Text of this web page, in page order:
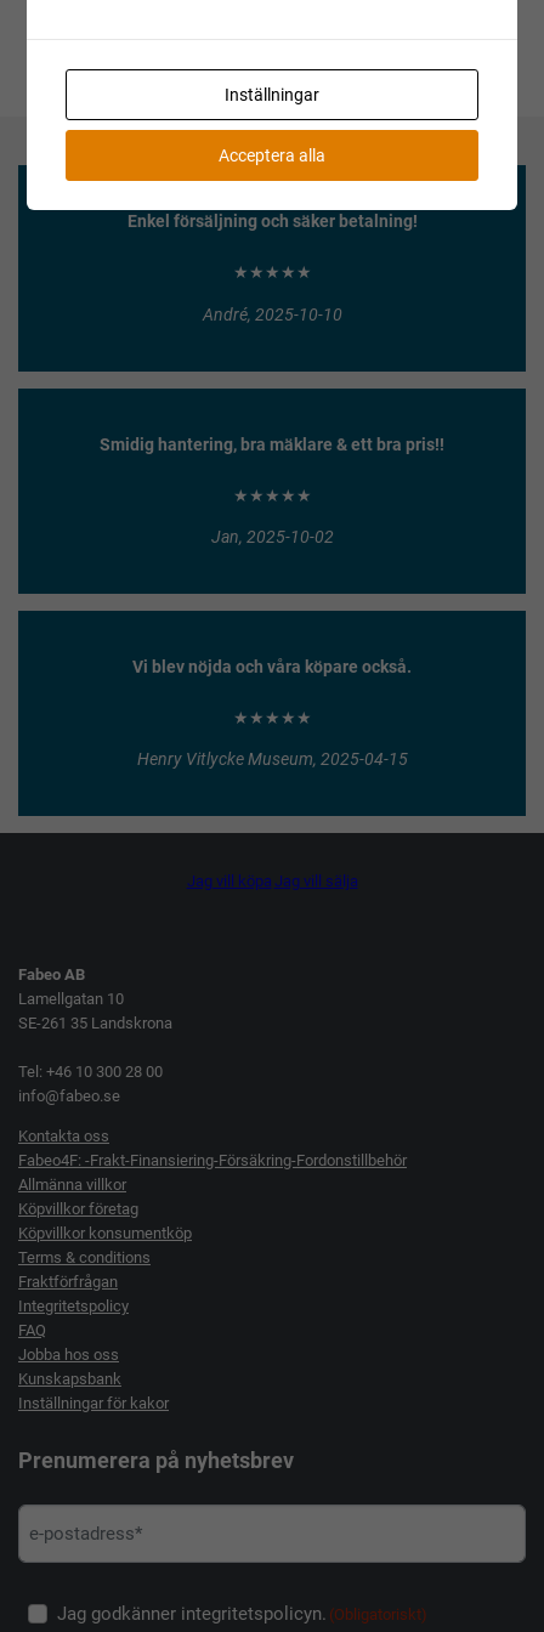
Enkel försäljning och säker betalning!
★★★★★
André, 2025-10-10
Smidig hantering, bra mäklare & ett bra pris!!
★★★★★
Jan, 2025-10-02
Vi blev nöjda och våra köpare också.
★★★★★
Henry Vitlycke Museum, 2025-04-15
Jag vill köpa Jag vill sälja
Fabeo AB
Lamellgatan 10
SE-261 35 Landskrona
Tel: +46 10 300 28 00
info@fabeo.se
Kontakta oss
Fabeo4F: -Frakt-Finansiering-Försäkring-Fordonstillbehör
Allmänna villkor
Köpvillkor företag
Köpvillkor konsumentköp
Terms & conditions
Fraktförfrågan
Integritetspolicy
FAQ
Jobba hos oss
Kunskapsbank
Inställningar för kakor
Prenumerera på nyhetsbrev
Jag godkänner integritetspolicyn. (Obligatoriskt)
Inställningar
Acceptera alla